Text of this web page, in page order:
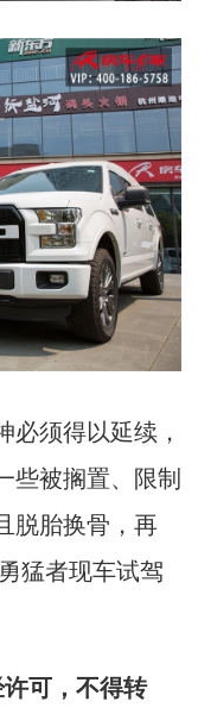
须得以延续，
些被搁置、限制
脱胎换骨，再
猛者现车试驾
可，不得转